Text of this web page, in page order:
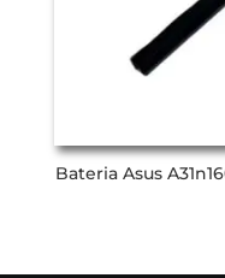
Bateria Asus